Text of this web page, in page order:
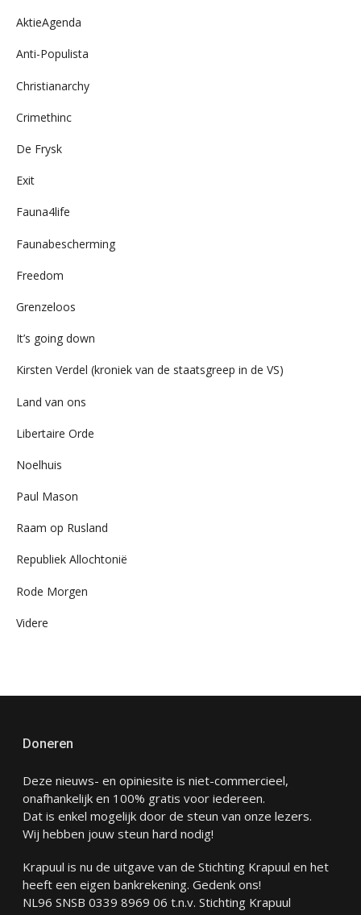
AktieAgenda
Anti-Populista
Christianarchy
Crimethinc
De Frysk
Exit
Fauna4life
Faunabescherming
Freedom
Grenzeloos
It’s going down
Kirsten Verdel (kroniek van de staatsgreep in de VS)
Land van ons
Libertaire Orde
Noelhuis
Paul Mason
Raam op Rusland
Republiek Allochtonië
Rode Morgen
Videre
Doneren
Deze nieuws- en opiniesite is niet-commercieel,
onafhankelijk en 100% gratis voor iedereen.
Dat is enkel mogelijk door de steun van onze lezers.
Wij hebben jouw steun hard nodig!
Krapuul is nu de uitgave van de Stichting Krapuul en het
heeft een eigen bankrekening. Gedenk ons!
NL96 SNSB 0339 8969 06 t.n.v. Stichting Krapuul